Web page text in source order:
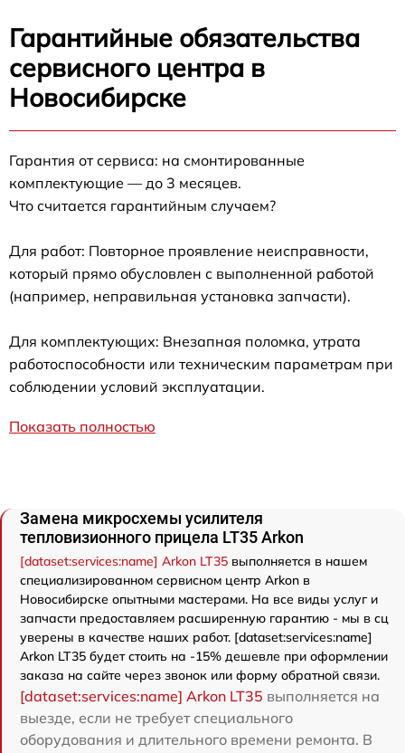
Гарантийные обязательства
сервисного центра в
Новосибирске
Гарантия от сервиса: на смонтированные
комплектующие — до 3 месяцев.
Что считается гарантийным случаем?
Для работ: Повторное проявление неисправности,
который прямо обусловлен с выполненной работой
(например, неправильная установка запчасти).
Для комплектующих: Внезапная поломка, утрата
работоспособности или техническим параметрам при
соблюдении условий эксплуатации.
Показать полностью
Замена микросхемы усилителя
тепловизионного прицела LT35 Arkon
[dataset:services:name] Arkon LT35 выполняется в нашем
специализированном сервисном центр Arkon в
Новосибирске опытными мастерами. На все виды услуг и
запчасти предоставляем расширенную гарантию - мы в сц
уверены в качестве наших работ. [dataset:services:name]
Arkon LT35 будет стоить на -15% дешевле при оформлении
заказа на сайте через звонок или форму обратной связи.
[dataset:services:name] Arkon LT35 выполняется на
выезде, если не требует специального
оборудования и длительного времени ремонта. В